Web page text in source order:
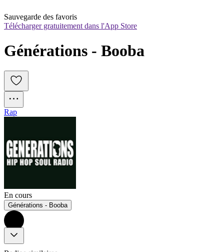
Sauvegarde des favoris
Télécharger gratuitement dans l'App Store
Générations - Booba
Rap
En cours
Générations - Booba